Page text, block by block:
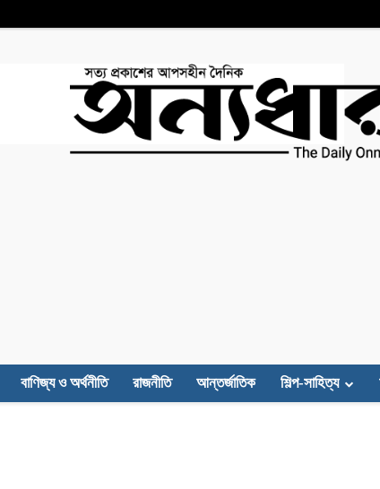
বাণিজ্য ও অর্থনীতি রাজনীতি আন্তর্জাতিক শিল্প-সাহিত্য